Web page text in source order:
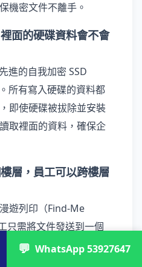
機密文件不離手。
面的硬碟資料會不會
進的自我加密 SSD
所有寫入硬碟的資料都
即使硬碟被拔除並安裝
取裡面的資料，確保企
層，員工可以跨樓層
遊列印（Find-Me
只需將文件發送到一個
後走到公司內任何一台
💬 WhatsApp 53927647